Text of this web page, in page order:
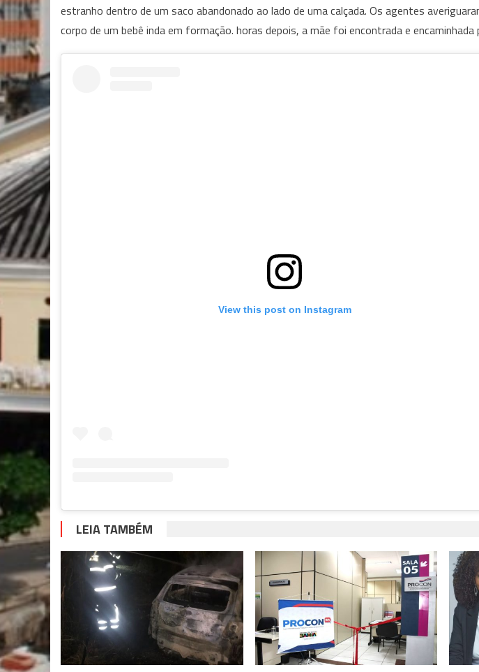
estranho dentro de um saco abandonado ao lado de uma calçada. Os agentes
corpo de um bebê inda em formação. horas depois, a mãe foi encontrada e encaminhada
View this post on Instagram
LEIA TAMBÉM